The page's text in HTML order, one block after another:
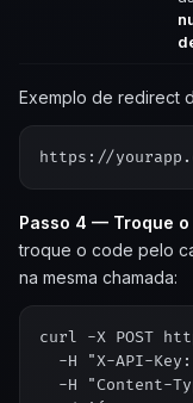
Exemplo de redirect
Passo 4 — Troque o
troque o code pelo
na mesma chamada:
curl -X POST
-H "X-API-
-H "Content-